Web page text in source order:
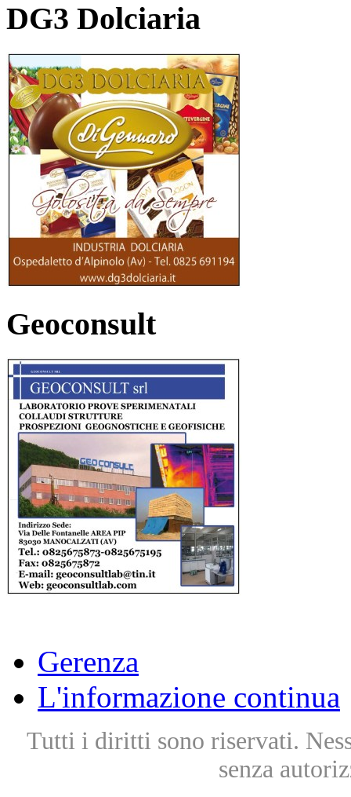
DG3 Dolciaria
Geoconsult
Gerenza
L'informazione continua
Tutti i diritti sono riservati.
senza